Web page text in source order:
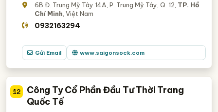
6B Đ. Trung Mỹ Tây 14A, P. Trung Mỹ Tây, Q. 12, TP. Hồ
Chí Minh , Việt Nam
0932163294
Gửi Email www.saigonsock.com
12
Công Ty Cổ Phần Đầu Tư Thời Trang
Quốc Tế